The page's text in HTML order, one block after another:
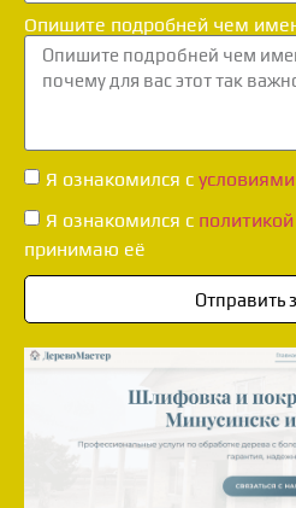
Опишите подробней чем
Я ознакомился с
Я ознакомился с
принимаю её
Отправить